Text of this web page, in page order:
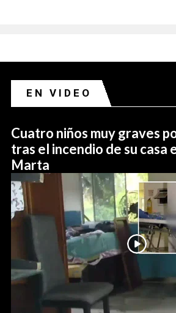
EN VIDEO
Cuatro niños muy graves
tras el incendio de su casa
Marta